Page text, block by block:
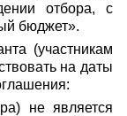
отбора, с
бюджет».
(участникам
на даты
не является